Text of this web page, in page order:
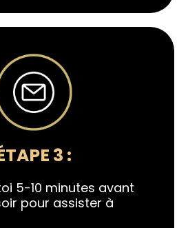
3 :
5-10 minutes avant
pour assister à